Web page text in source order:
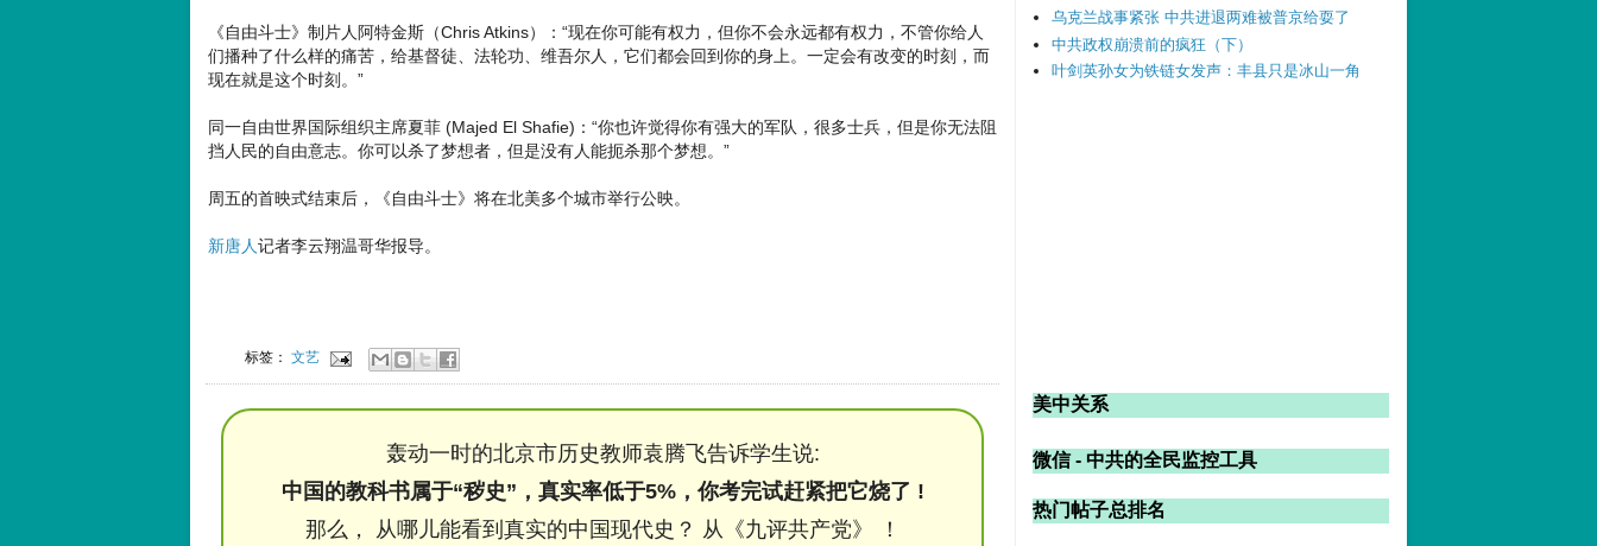
《自由斗士》制片人阿特金斯（Chris Atkins）：“现在你可能有权力，但你不会永远都有权力，不管你给人
们播种了什么样的痛苦，给基督徒、法轮功、维吾尔人，它们都会回到你的身上。一定会有改变的时刻，而
现在就是这个时刻。”
同一自由世界国际组织主席夏菲 (Majed El Shafie)：“你也许觉得你有强大的军队，很多士兵，但是你无法阻
挡人民的自由意志。你可以杀了梦想者，但是没有人能扼杀那个梦想。”
周五的首映式结束后，《自由斗士》将在北美多个城市举行公映。
新唐人记者李云翔温哥华报导。
标签：文艺
轰动一时的北京市历史教师袁腾飞告诉学生说:
中国的教科书属于“秽史”，真实率低于5%，你考完试赶紧把它烧了 !
那么， 从哪儿能看到真实的中国现代史？ 从《九评共产党》 ！
乌克兰战事紧张 中共进退两难被普京给耍了
中共政权崩溃前的疯狂（下）
叶剑英孙女为铁链女发声：丰县只是冰山一角
美中关系
微信 - 中共的全民监控工具
热门帖子总排名